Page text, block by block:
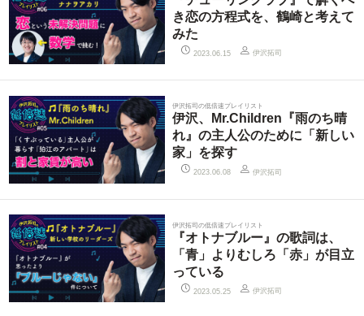
き恋の方程式を、鶴崎と考えて
みた
2023.06.15 伊沢拓司
伊沢拓司の低倍速プレイリスト
伊沢、Mr.Children『雨のち晴
れ』の主人公のために「新しい
家」を探す
2023.06.08 伊沢拓司
伊沢拓司の低倍速プレイリスト
『オトナブルー』の歌詞は、
「青」よりむしろ「赤」が目立
っている
2023.05.25 伊沢拓司